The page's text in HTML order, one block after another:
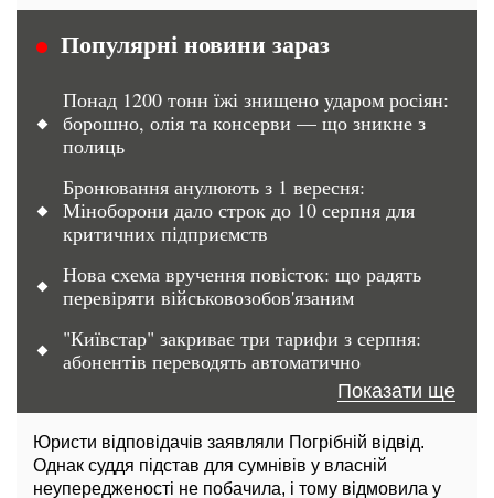
Популярні новини зараз
Понад 1200 тонн їжі знищено ударом росіян:
борошно, олія та консерви — що зникне з
полиць
Бронювання анулюють з 1 вересня:
Міноборони дало строк до 10 серпня для
критичних підприємств
Нова схема вручення повісток: що радять
перевіряти військовозобов'язаним
"Київстар" закриває три тарифи з серпня:
абонентів переводять автоматично
Показати ще
Юристи відповідачів заявляли Погрібній відвід.
Однак суддя підстав для сумнівів у власній
неупередженості не побачила, і тому відмовила у